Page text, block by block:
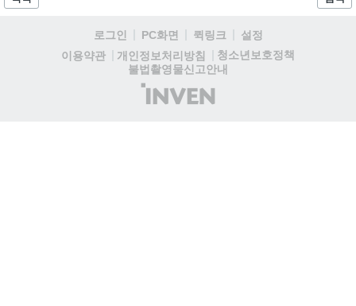
로그인 PC화면 퀵링크
설정
이용약관
개인정보처리방침
청소년보호정책
불법촬영물신고안내
(주)
인